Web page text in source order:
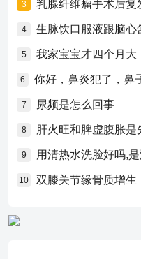
3 乳腺纤维瘤手术后复
4 生脉饮口服液跟脑心
5 我家宝宝才四个月大
6
7 尿频是怎么回事
8 肝火旺和脾虚腹胀是
9 用清热水洗脸好吗,
10 双膝关节缘骨质增生